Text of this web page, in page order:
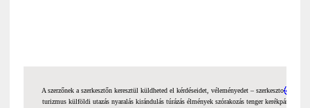
A szerzőnek a szerkesztőn keresztül küldheted el kérdéseidet, véleményedet – szerkeszto
turizmus külföldi utazás nyaralás kirándulás túrázás élmények szórakozás tenger kerékpározás